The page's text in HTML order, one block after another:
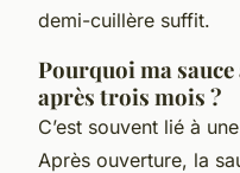
demi-cuillère suffit.
Pourquoi ma
après trois mois ?
C’est souvent lié à
Après ouverture, la